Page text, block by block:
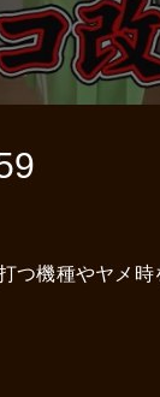
機種やヤメ